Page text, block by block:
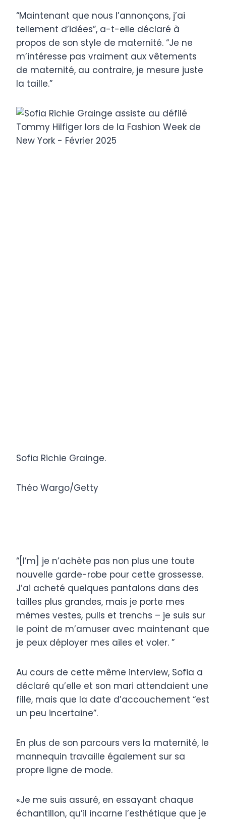
“Maintenant que nous l’annonçons, j’ai
tellement d’idées”, a-t-elle déclaré à
propos de son style de maternité. “Je ne
m’intéresse pas vraiment aux vêtements
de maternité, au contraire, je mesure juste
la taille.”
Sofia Richie Grainge.
Théo Wargo/Getty
“[I’m] je n’achète pas non plus une toute
nouvelle garde-robe pour cette grossesse.
J’ai acheté quelques pantalons dans des
tailles plus grandes, mais je porte mes
mêmes vestes, pulls et trenchs – je suis sur
le point de m’amuser avec maintenant que
je peux déployer mes ailes et voler. ”
Au cours de cette même interview, Sofia a
déclaré qu’elle et son mari attendaient une
fille, mais que la date d’accouchement “est
un peu incertaine”.
En plus de son parcours vers la maternité, le
mannequin travaille également sur sa
propre ligne de mode.
«Je me suis assuré, en essayant chaque
échantillon, qu’il incarne l’esthétique que je